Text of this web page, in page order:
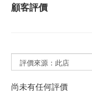
顧客評價
尚未有任何評價